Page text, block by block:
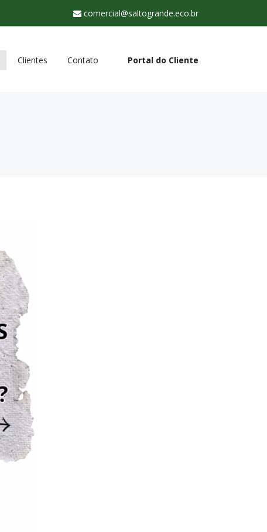
comercial@saltogrande.eco.br
Clientes Contato Portal do Cliente